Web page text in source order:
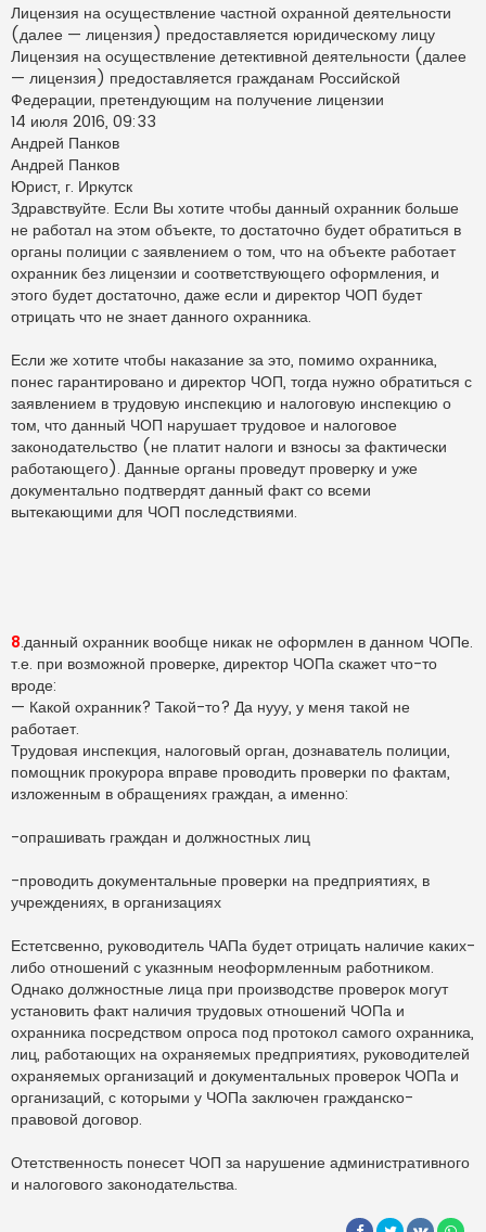
Лицензия на осуществление частной охранной деятельности
(далее — лицензия) предоставляется юридическому лицу
Лицензия на осуществление детективной деятельности (далее
— лицензия) предоставляется гражданам Российской
Федерации, претендующим на получение лицензии
14 июля 2016, 09:33
Андрей Панков
Андрей Панков
Юрист, г. Иркутск
Здравствуйте. Если Вы хотите чтобы данный охранник больше
не работал на этом объекте, то достаточно будет обратиться в
органы полиции с заявлением о том, что на объекте работает
охранник без лицензии и соответствующего оформления, и
этого будет достаточно, даже если и директор ЧОП будет
отрицать что не знает данного охранника.
Если же хотите чтобы наказание за это, помимо охранника,
понес гарантировано и директор ЧОП, тогда нужно обратиться с
заявлением в трудовую инспекцию и налоговую инспекцию о
том, что данный ЧОП нарушает трудовое и налоговое
законодательство (не платит налоги и взносы за фактически
работающего). Данные органы проведут проверку и уже
документально подтвердят данный факт со всеми
вытекающими для ЧОП последствиями.
8.данный охранник вообще никак не оформлен в данном ЧОПе.
т.е. при возможной проверке, директор ЧОПа скажет что-то
вроде:
— Какой охранник? Такой-то? Да нууу, у меня такой не
работает.
Трудовая инспекция, налоговый орган, дознаватель полиции,
помощник прокурора вправе проводить проверки по фактам,
изложенным в обращениях граждан, а именно:
-опрашивать граждан и должностных лиц
-проводить документальные проверки на предприятиях, в
учреждениях, в организациях
Естетсвенно, руководитель ЧАПа будет отрицать наличие каких-
либо отношений с указнным неоформленным работником.
Однако должностные лица при производстве проверок могут
установить факт наличия трудовых отношений ЧОПа и
охранника посредством опроса под протокол самого охранника,
лиц, работающих на охраняемых предприятиях, руководителей
охраняемых организаций и документальных проверок ЧОПа и
организаций, с которыми у ЧОПа заключен гражданско-
правовой договор.
Отетственность понесет ЧОП за нарушение административного
и налогового законодательства.